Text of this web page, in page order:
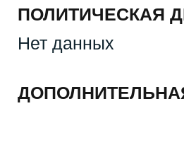
ПОЛИТИЧЕСКАЯ
Нет данных